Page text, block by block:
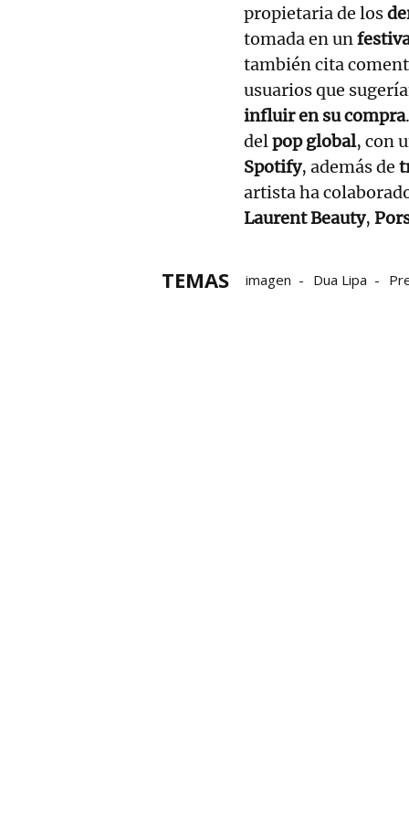
propietaria de los
tomada en un
también cita
usuarios que
influir en su compra
delpop global, con
Spotify, además de
artista ha
Laurent Beauty,
TEMAS imagen Dua Lipa